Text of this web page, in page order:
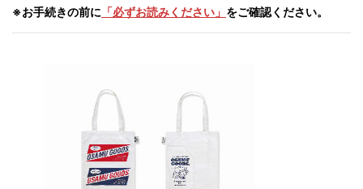
※お手続きの前に 「必ずお読みください」 をご確認ください。